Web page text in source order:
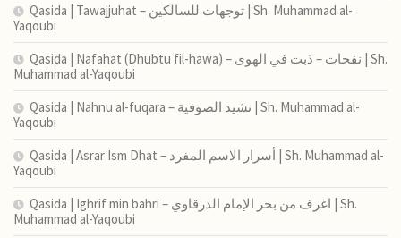
Qasida | Tawajjuhat – توجهات للسالكين | Sh. Muhammad al-
Yaqoubi
Qasida | Nafahat (Dhubtu fil-hawa) – نفحات – ذبت في الهوى | Sh.
Muhammad al-Yaqoubi
Qasida | Nahnu al-fuqara – نشيد الصوفية | Sh. Muhammad al-
Yaqoubi
Qasida | Asrar Ism Dhat – أسرار الاسم المفرد | Sh. Muhammad al-
Yaqoubi
Qasida | Ighrif min bahri – اغرف من بحر الإمام الدرقاوي | Sh.
Muhammad al-Yaqoubi